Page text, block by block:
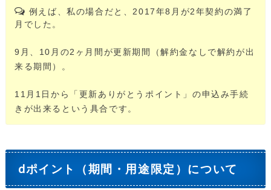
例えば、私の場合だと、2017年8月が2年契約の満了
月でした。
9月、10月の2ヶ月間が更新期間（解約金なしで解約が出
来る期間）。
11月1日から「更新ありがとうポイント」の申込み手続
きが出来るという具合です。
dポイント（期間・用途限定）について